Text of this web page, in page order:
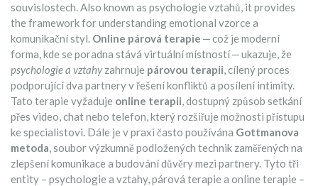
souvislostech. Also known as psychologie vztahů, it provides
the framework for understanding emotional vzorce a
komunikační styl. Online párová terapie — což je moderní
forma, kde se poradna stává virtuální místností — ukazuje, že
psychologie a vztahyzahrnuje párovou terapii,cílený proces
podporující dva partnery v řešení konfliktů a posílení intimity.
Tato terapie vyžaduje online terapii,dostupný způsob setkání
přes video, chat nebo telefon, který rozšiřuje možnosti přístupu
ke specialistovi. Dále je v praxi často používána Gottmanova
metoda,soubor výzkumně podložených technik zaměřených na
zlepšení komunikace a budování důvěry mezi partnery. Tyto tři
entity – psychologie a vztahy, párová terapie a online terapie –